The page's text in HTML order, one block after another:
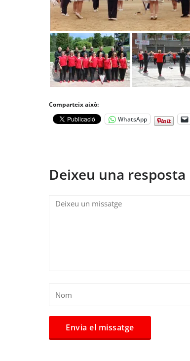
Comparteix això:
WhatsApp
Deixeu una resposta